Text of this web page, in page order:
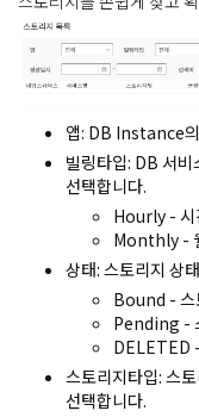
앱: DB Instance의
빌링타입: DB 서비
선택합니다.
Hourly -
Monthly -
상태: 스토리지 상
Bound -
Pending -
DELETED
스토리지타입: 스
선택합니다.